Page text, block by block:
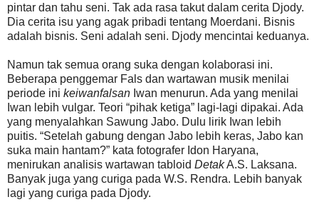
pintar dan tahu seni. Tak ada rasa takut dalam cerita Djody.
Dia cerita isu yang agak pribadi tentang Moerdani. Bisnis
adalah bisnis. Seni adalah seni. Djody mencintai keduanya.
Namun tak semua orang suka dengan kolaborasi ini.
Beberapa penggemar Fals dan wartawan musik menilai
periode ini keiwanfalsan Iwan menurun. Ada yang menilai
Iwan lebih vulgar. Teori “pihak ketiga” lagi-lagi dipakai. Ada
yang menyalahkan Sawung Jabo. Dulu lirik Iwan lebih
puitis. “Setelah gabung dengan Jabo lebih keras, Jabo kan
suka main hantam?” kata fotografer Idon Haryana,
menirukan analisis wartawan tabloid DetakA.S. Laksana.
Banyak juga yang curiga pada W.S. Rendra. Lebih banyak
lagi yang curiga pada Djody.